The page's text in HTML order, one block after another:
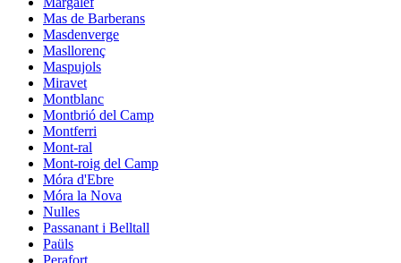
Mas de Barberans
Masdenverge
Masllorenç
Maspujols
Miravet
Montblanc
Montbrió del Camp
Montferri
Mont-ral
Mont-roig del Camp
Móra d'Ebre
Móra la Nova
Nulles
Passanant i Belltall
Paüls
Perafort